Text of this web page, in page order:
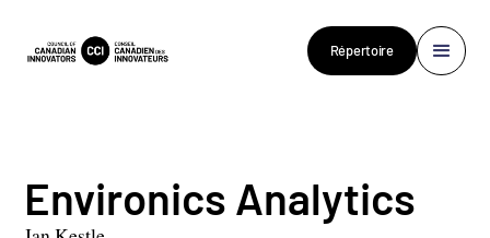
Répertoire
Environics Analytics